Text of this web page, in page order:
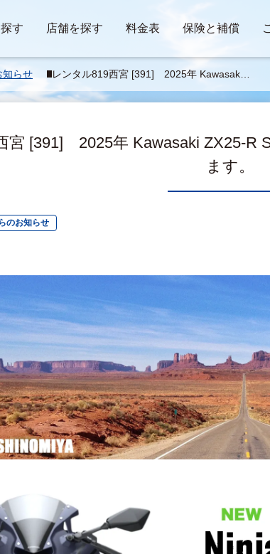
す 店舗を探す 料金表 保険と補償
知らせ
レンタル819西宮 [391] 2025年 Kawasaki
ZX25-R SE もうすぐレンタルバイクに追
宮 [391] 2025年 Kawasaki ZX25-
ます。
のお知らせ